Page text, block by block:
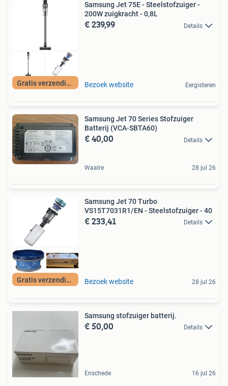
Gratis verzending
Samsung Jet 75E - Steelstofzuiger -
200W zuigkracht - 0,8L
€ 239,99 Details
Bezoek website Eergisteren
Samsung Jet 70 Series Stofzuiger
Batterij (VCA-SBTA60)
€ 40,00 Details
Waalre 28 jul 26
Gratis verzending
Samsung Jet 70 Turbo
VS15T7031R1/EN - Steelstofzuiger - 40
€ 233,41 Details
Bezoek website 28 jul 26
Samsung stofzuiger batterij.
€ 50,00 Details
Enschede 16 jul 26